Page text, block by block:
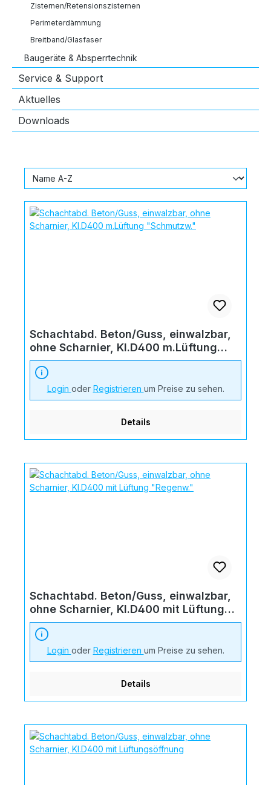
Zisternen/Retensionszisternen
Perimeterdämmung
Breitband/Glasfaser
Baugeräte & Absperrtechnik
Service & Support
Aktuelles
Downloads
Schachtabd. Beton/Guss, einwalzbar,
ohne Scharnier, Kl.D400 m.Lüftung
"Schmutzw."
Login oder Registrieren um Preise zu sehen.
Details
Schachtabd. Beton/Guss, einwalzbar,
ohne Scharnier, Kl.D400 mit Lüftung
"Regenw."
Login oder Registrieren um Preise zu sehen.
Details